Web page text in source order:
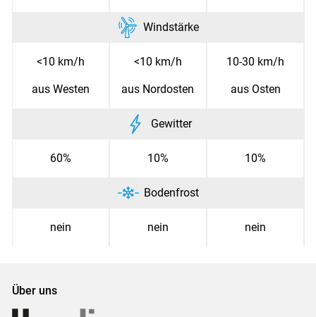
Windstärke
<10 km/h
aus Westen
<10 km/h
aus Nordosten
10-30 km/h
aus Osten
Gewitter
60% 10% 10%
Bodenfrost
nein nein nein
Über uns